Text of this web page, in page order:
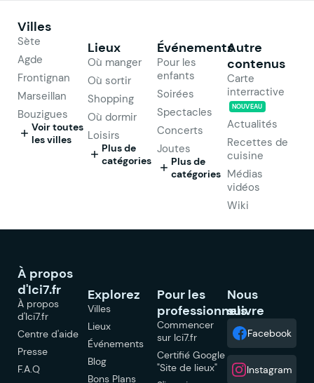
Villes
Sète
Agde
Frontignan
Marseillan
Bouzigues
Voir toutes
les villes
Lieux
Où manger
Où sortir
Shopping
Où dormir
Loisirs
Plus de
catégories
Événements
Pour les
enfants
Soirées
Spectacles
Concerts
Joutes
Plus de
catégories
Autre
contenus
Carte
interractive
NOUVEAU
Actualités
Recettes de
cuisine
Médias
vidéos
Wiki
À propos
d'Ici7.fr
À propos
d'Ici7.fr
Centre d'aide
Presse
F.A.Q
Explorez
Villes
Lieux
Événements
Blog
Bons Plans
Pour les
professionnels
Commencer
sur Ici7.fr
Certifié Google
"Site de lieux"
Nous
suivre
Facebook
Instagram